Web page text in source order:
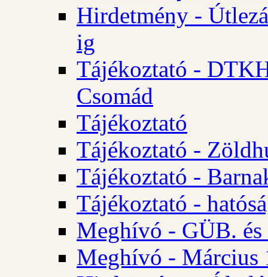
Hirdetmény -
ig
Tájékoztató -
Csomád
Tájékoztató
Tájékoztató -
Tájékoztató -
Tájékoztató -
Meghívó - GÜB.
Meghívó - Március